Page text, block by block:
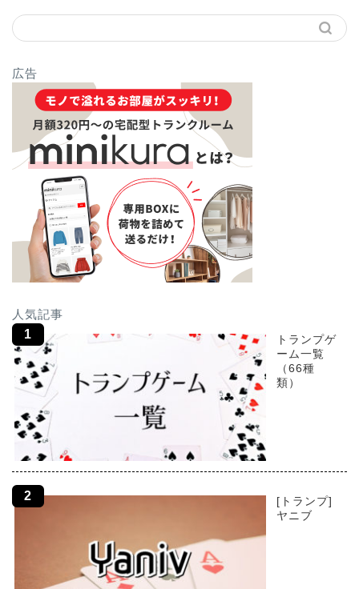
広告
人気記事
トランプゲ
ーム一覧
（66種
類）
[トランプ]
ヤニブ